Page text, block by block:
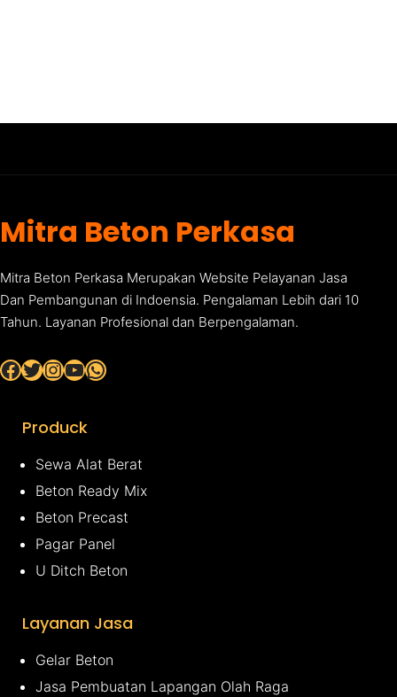
Mitra Beton Perkasa
Mitra Beton Perkasa Merupakan Website Pelayanan Jasa
Dan Pembangunan di Indoensia. Pengalaman Lebih dari 10
Tahun. Layanan Profesional dan Berpengalaman.
Facebook Twitter InstagramYouTube WhatsApp
Produck
Sewa Alat Berat
Beton Ready Mix
Beton Precast
Pagar Panel
U Ditch Beton
Layanan Jasa
Gelar Beton
Jasa Pembuatan Lapangan Olah Raga